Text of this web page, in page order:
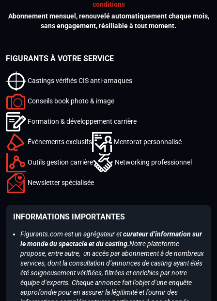
conditions
Abonnement mensuel, renouvelé automatiquement chaque mois,
sans engagement, résiliable à tout moment.
FIGURANTS À VOTRE SERVICE
Castings vérifiés CIS anti-arnaques
Conseils book photo & image
Formation & développement carrière
Événements exclusifs Mentorat personnalisé
Outils gestion carrière Networking professionnel
Newsletter spécialisée
INFORMATIONS IMPORTANTES
Figurants.com est un agrégateur etcurateur d’information sur
le monde du spectacle et du casting.Notre plateforme
propose, entre autre, un accès par abonnement à de nombreux
services, dont la consultation d’annonces de casting ayant étés
été soigneusement vérifiées, filtrées et enrichies par notre
équipe d’experts. Chaque annonce fait l’objet d’une enquête
approfondie pour en assurer la légitimité et fournir des